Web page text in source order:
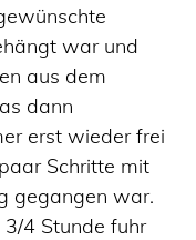
war und
aus dem
dann
erst wieder frei
Schritte mit
gegangen war.
4 Stunde fuhr